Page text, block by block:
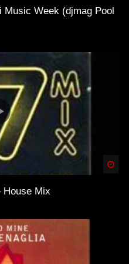
Fi House Mix |
Other Self | Gran
2
& Lofi House Mix
Music Week (djmag Pool
House Mix